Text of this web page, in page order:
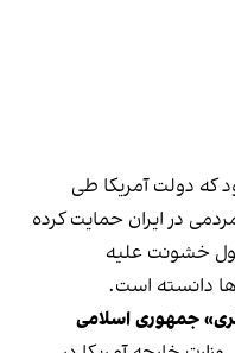
که دولت آمریکا طی
در ایران حمایت کرده
خشونت علیه
دانسته است.
جمهوری اسلامی